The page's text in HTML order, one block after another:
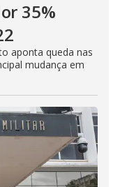
35%
aponta queda nas
mudança em